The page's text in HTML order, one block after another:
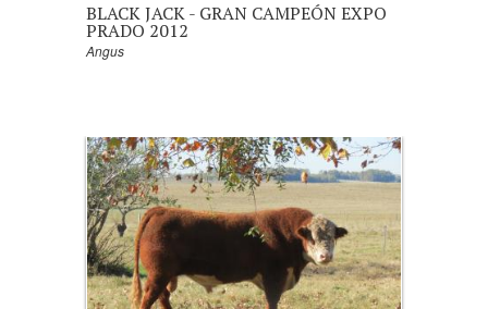
BLACK JACK - GRAN CAMPEÓN EXPO
PRADO 2012
Angus